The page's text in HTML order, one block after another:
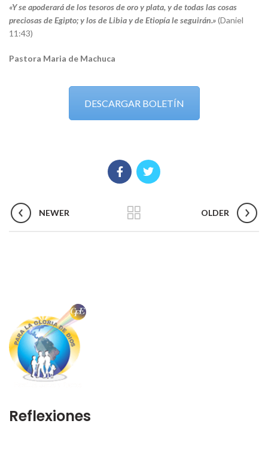
«Y se apoderará de los tesoros de oro y plata, y de todas las cosas
preciosas de Egipto; y los de Libia y de Etiopía le seguirán.»(Daniel
11:43)
Pastora Maria de Machuca
DESCARGAR BOLETÍN
NEWER OLDER
Reflexiones